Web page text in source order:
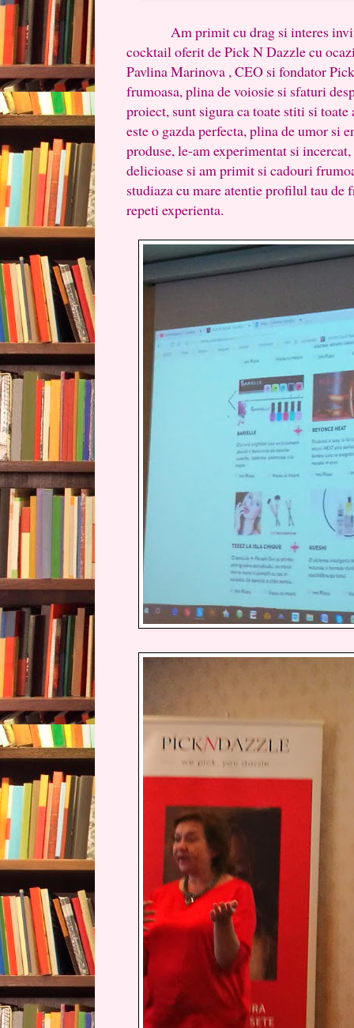
Am primit cu drag si interes
cocktail oferit de Pick N Dazzle cu
Pavlina Marinova , CEO si fondator
frumoasa, plina de voiosie si sfaturi
proiect, sunt sigura ca toate stiti si
este o gazda perfecta, plina de umor si
produse, le-am experimentat si
delicioase si am primit si cadouri
studiaza cu mare atentie profilul tau de
repeti experienta.